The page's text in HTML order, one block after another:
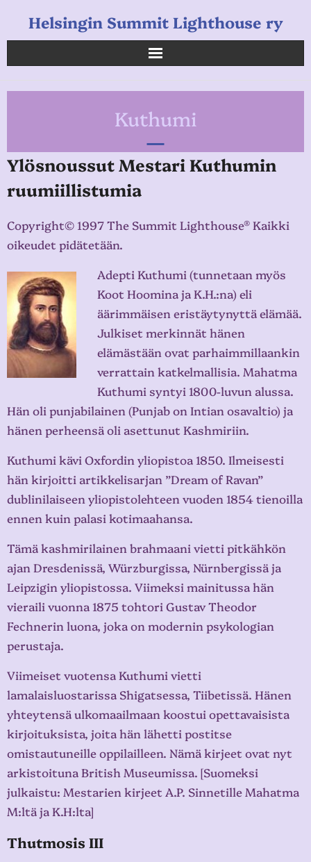
Helsingin Summit Lighthouse ry
Verkkokauppa
Uutiset
Linkkejä
Kuthumi
Ylösnoussut Mestari Kuthumin
ruumiillistumia
Copyright© 1997 The Summit Lighthouse® Kaikki
oikeudet pidätetään.
Adepti Kuthumi (tunnetaan myös
Koot Hoomina ja K.H.:na) eli
äärimmäisen eristäytynyttä elämää.
Julkiset merkinnät hänen
elämästään ovat parhaimmillaankin
verrattain katkelmallisia. Mahatma
Kuthumi syntyi 1800-luvun alussa.
Hän oli punjabilainen (Punjab on Intian osavaltio) ja
hänen perheensä oli asettunut Kashmiriin.
Kuthumi kävi Oxfordin yliopistoa 1850. Ilmeisesti
hän kirjoitti artikkelisarjan ”Dream of Ravan”
dublinilaiseen yliopistolehteen vuoden 1854 tienoilla
ennen kuin palasi kotimaahansa.
Tämä kashmirilainen brahmaani vietti pitkähkön
ajan Dresdenissä, Würzburgissa, Nürnbergissä ja
Leipzigin yliopistossa. Viimeksi mainitussa hän
vieraili vuonna 1875 tohtori Gustav Theodor
Fechnerin luona, joka on modernin psykologian
perustaja.
Viimeiset vuotensa Kuthumi vietti
lamalaisluostarissa Shigatsessa, Tiibetissä. Hänen
yhteytensä ulkomaailmaan koostui opettavaisista
kirjoituksista, joita hän lähetti postitse
omistautuneille oppilailleen. Nämä kirjeet ovat nyt
arkistoituna British Museumissa. [Suomeksi
julkaistu: Mestarien kirjeet A.P. Sinnetille Mahatma
M:ltä ja K.H:lta]
Thutmosis III